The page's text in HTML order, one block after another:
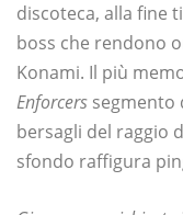
discoteca, alla fine
boss che rendono
Konami. Il più
Enforcers segmento
bersagli del raggio
sfondo raffigura